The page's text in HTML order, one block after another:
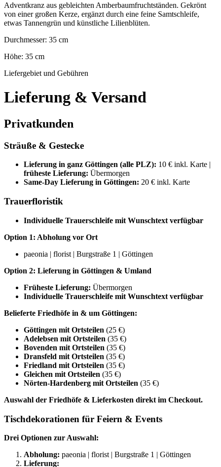
Adventkranz aus gebleichten Amberbaumfruchtständen. Gekrönt
von einer großen Kerze, ergänzt durch eine feine Samtschleife,
etwas Tannengrün und künstliche Lilienblüten.
Durchmesser: 35 cm
Höhe: 35 cm
Liefergebiet und Gebühren
Lieferung & Versand
Privatkunden
Sträuße & Gestecke
Lieferung in ganz Göttingen (alle PLZ): 10 € inkl. Karte |
früheste Lieferung: Übermorgen
Same-Day Lieferung in Göttingen: 20 € inkl. Karte
Trauerfloristik
Individuelle Trauerschleife mit Wunschtext verfügbar
Option 1: Abholung vor Ort
paeonia | florist | Burgstraße 1 | Göttingen
Option 2: Lieferung in Göttingen & Umland
Früheste Lieferung: Übermorgen
Individuelle Trauerschleife mit Wunschtext verfügbar
Belieferte Friedhöfe in & um Göttingen:
Göttingen mit Ortsteilen (25 €)
Adelebsen mit Ortsteilen (35 €)
Bovenden mit Ortsteilen (35 €)
Dransfeld mit Ortsteilen (35 €)
Friedland mit Ortsteilen (35 €)
Gleichen mit Ortsteilen (35 €)
Nörten-Hardenberg mit Ortsteilen (35 €)
Auswahl der Friedhöfe & Lieferkosten direkt im Checkout.
Tischdekorationen für Feiern & Events
Drei Optionen zur Auswahl:
Abholung: paeonia | florist | Burgstraße 1 | Göttingen
Lieferung: